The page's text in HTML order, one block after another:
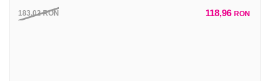
183,02RON 118,96 RON